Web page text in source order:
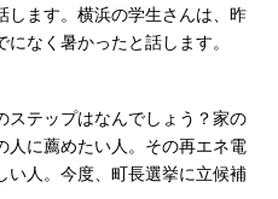
します。横浜の学生さんは、昨
なく暑かったと話します。
ステップはなんでしょう？家の
人に薦めたい人。その再エネ電
い人。今度、町長選挙に立候補